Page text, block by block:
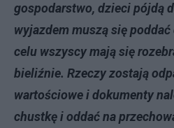
gospodarstwo, dzieci pójdą
wyjazdem muszą się
celu wszyscy mają się
bieliźnie. Rzeczy zostają
wartościowe i dokumenty
chustkę i oddać na